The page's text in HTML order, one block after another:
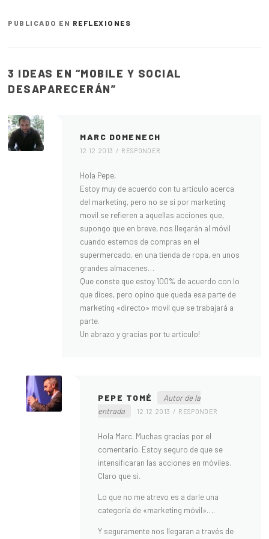
PUBLICADO EN REFLEXIONES
3 IDEAS EN “MOBILE Y SOCIAL
DESAPARECERÁN”
MARC DOMENECH
12.12.2013 RESPONDER
Hola Pepe,
Estoy muy de acuerdo con tu articulo acerca
del marketing, pero no se si por marketing
movil se refieren a aquellas acciones que,
supongo que en breve, nos llegarán al móvil
cuando estemos de compras en el
supermercado, en una tienda de ropa, en unos
grandes almacenes…
Que conste que estoy 100% de acuerdo con lo
que dices, pero opino que queda esa parte de
marketing «directo» movil que se trabajará a
parte.
Un abrazo y gracias por tu articulo!
PEPE TOMÉ
Autor de la
entrada
12.12.2013 RESPONDER
Hola Marc. Muchas gracias por el
comentario. Estoy seguro de que se
intensificaran las acciones en móviles.
Claro que si.
Lo que no me atrevo es a darle una
categoría de «marketing móvil»….
Y seguramente nos llegaran a través de